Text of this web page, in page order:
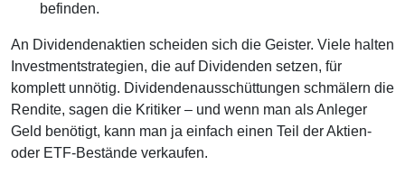
befinden.
An Dividendenaktien scheiden sich die Geister. Viele halten
Investmentstrategien, die auf Dividenden setzen, für
komplett unnötig. Dividendenausschüttungen schmälern die
Rendite, sagen die Kritiker – und wenn man als Anleger
Geld benötigt, kann man ja einfach einen Teil der Aktien-
oder ETF-Bestände verkaufen.